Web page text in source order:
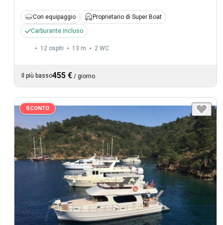
Con equipaggio
Proprietario di Super Boat
Carburante incluso
12 ospiti 13 m 2 WC
Il più basso455 € / giorno
SCONTO